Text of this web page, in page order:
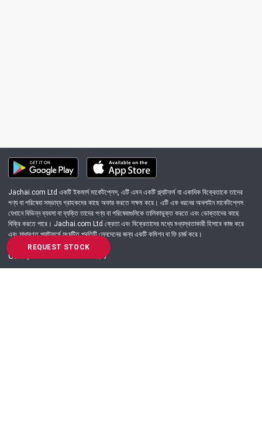
REQUEST STOCK
Jachai.com Ltd একটি ইকমার্স মার্কেটপ্লেস, এটি এমন একটি প্ল্যাটফর্ম যা একাধিক বিক্রেতাকে তাদের
পণ্য বা পরিষেবা সম্ভাব্য গ্রাহকদের কাছে অফার করতে সক্ষম করে। এটি এক ধরনের অনলাইন মার্কেটপ্লেস
যেখানে বিভিন্ন ব্যবসা বা ব্যক্তি তাদের পণ্য বা পরিষেবাগুলিকে তালিকাভুক্ত করতে এবং ভোক্তাদের কাছে
বিক্রি করতে পারে। Jachai.com Ltd ক্রেতা এবং বিক্রেতাদের মধ্যে মধ্যস্থতাকারী হিসাবে কাজ করে
এবং সাধারণত প্ল্যাটফর্মে সংঘটিত প্রতিটি লেনদেনের জন্য একটি কমিশন বা ফি চার্জ করে।
Got Question? Call us 24/7